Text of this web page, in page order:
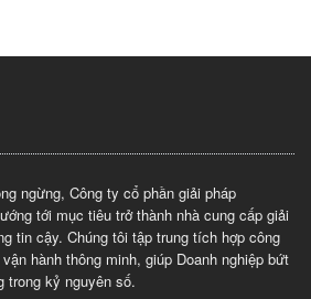
ngừng, Công ty cổ phần giải pháp
tới mục tiêu trở thành nhà cung cấp giải
tin cậy. Chúng tôi tập trung tích hợp công
hành thông minh, giúp Doanh nghiệp bứt
trong kỷ nguyên số.